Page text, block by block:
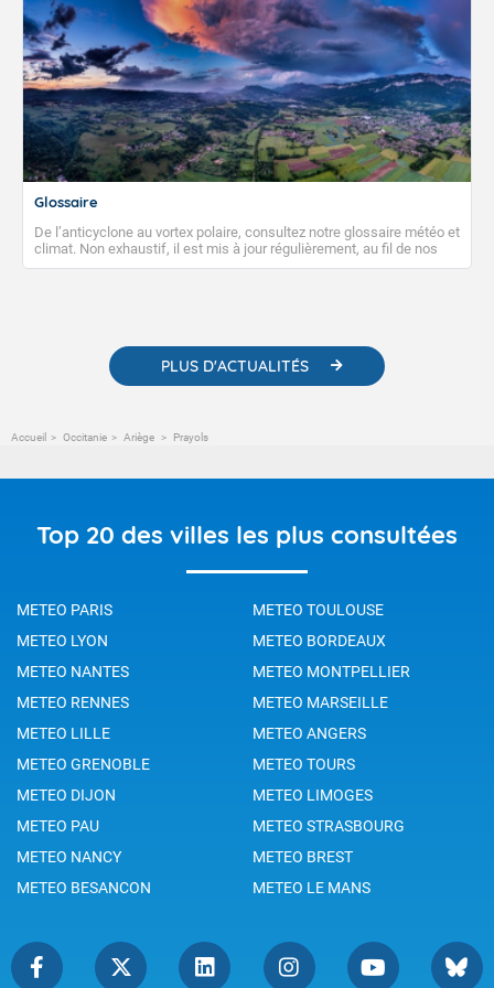
Glossaire
De l’anticyclone au vortex polaire, consultez notre glossaire météo et
climat. Non exhaustif, il est mis à jour régulièrement, au fil de nos
publications. Vous y trouverez également des liens utiles vers nos
PLUS D'ACTUALITÉS
Accueil Occitanie Ariège Prayols
Top 20 des villes les plus consultées
METEO PARIS
METEO TOULOUSE
METEO LYON
METEO BORDEAUX
METEO NANTES
METEO MONTPELLIER
METEO RENNES
METEO MARSEILLE
METEO LILLE
METEO ANGERS
METEO GRENOBLE
METEO TOURS
METEO DIJON
METEO LIMOGES
METEO PAU
METEO STRASBOURG
METEO NANCY
METEO BREST
METEO BESANCON
METEO LE MANS